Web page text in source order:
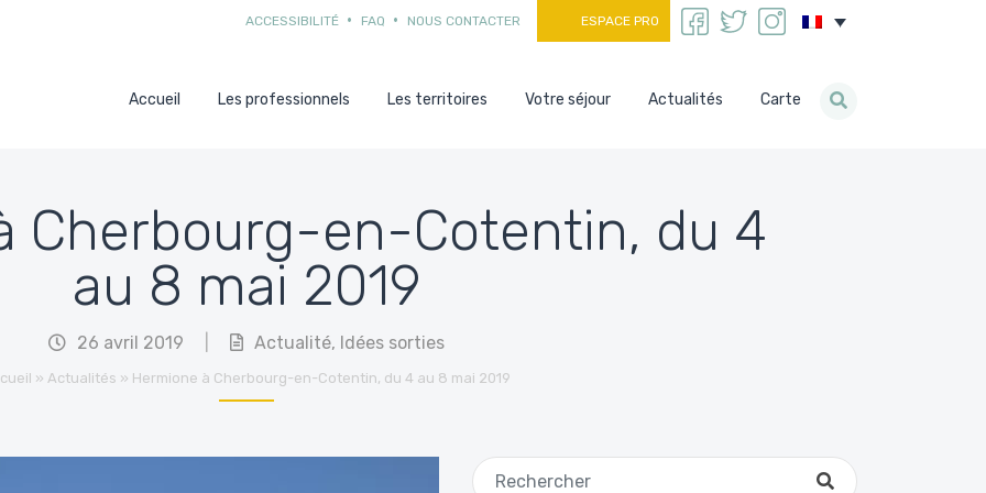
ACCESSIBILITÉ FAQ NOUS CONTACTER ESPACE PRO
Accueil Les professionnels Les territoires Votre séjour Actualités Carte
Cherbourg-en-Cotentin, du 4
au 8 mai 2019
26 avril 2019 Actualité, Idées sorties
» Actualités » Hermione à Cherbourg-en-Cotentin, du 4 au 8 mai 2019